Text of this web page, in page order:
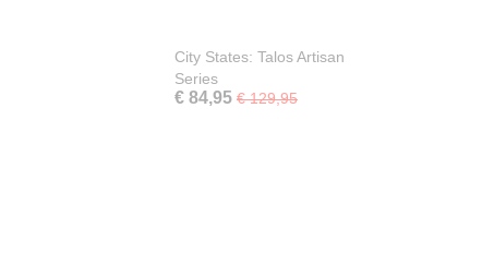
City States: Talos Artisan
Series
€ 84,95 € 129,95